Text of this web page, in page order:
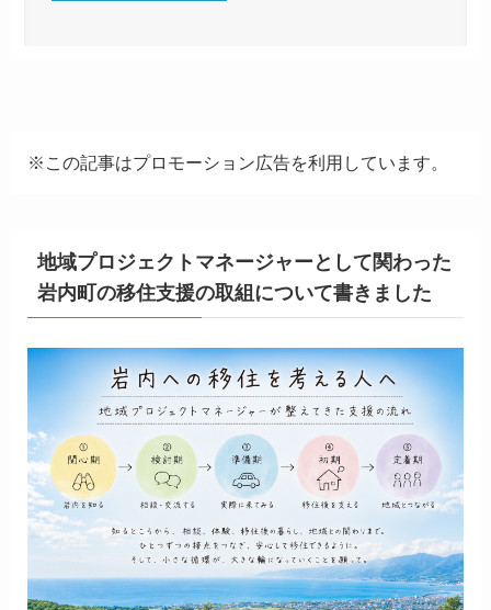
※この記事はプロモーション広告を利用しています。
地域プロジェクトマネージャーとして関わった
岩内町の移住支援の取組について書きました